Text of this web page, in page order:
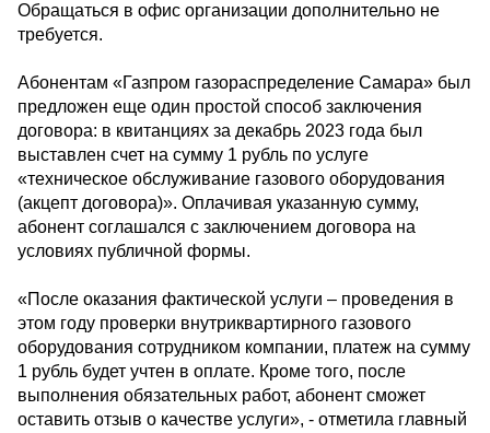
Обращаться в офис организации дополнительно не
требуется.
Абонентам «Газпром газораспределение Самара» был
предложен еще один простой способ заключения
договора: в квитанциях за декабрь 2023 года был
выставлен счет на сумму 1 рубль по услуге
«техническое обслуживание газового оборудования
(акцепт договора)». Оплачивая указанную сумму,
абонент соглашался с заключением договора на
условиях публичной формы.
«После оказания фактической услуги – проведения в
этом году проверки внутриквартирного газового
оборудования сотрудником компании, платеж на сумму
1 рубль будет учтен в оплате. Кроме того, после
выполнения обязательных работ, абонент сможет
оставить отзыв о качестве услуги», - отметила главный